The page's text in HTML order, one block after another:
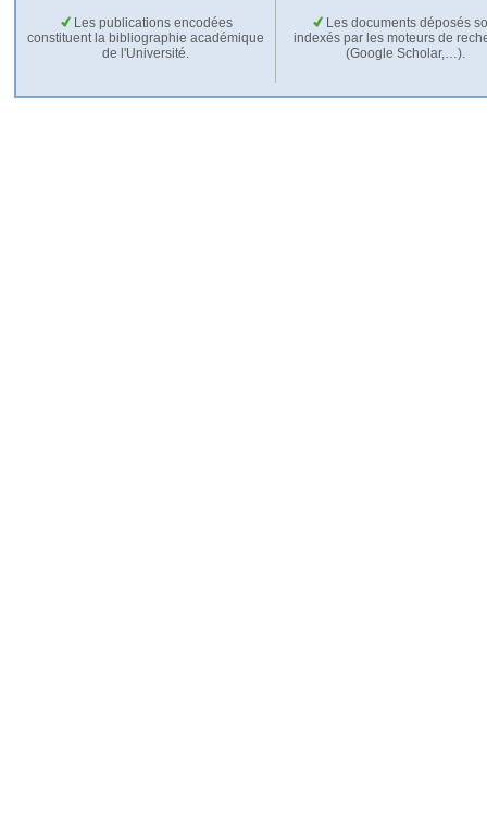
Les publications encodées
constituent la bibliographie académique
de l'Université.
Les documents déposés
indexés par les moteurs de
(Google Scholar,…).